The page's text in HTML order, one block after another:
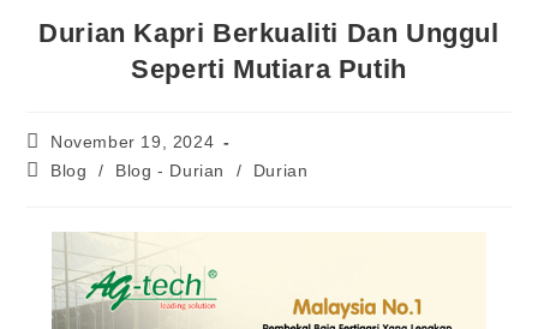
Durian Kapri Berkualiti Dan Unggul
Seperti Mutiara Putih
November 19, 2024
Blog
/ Blog - Durian / Durian